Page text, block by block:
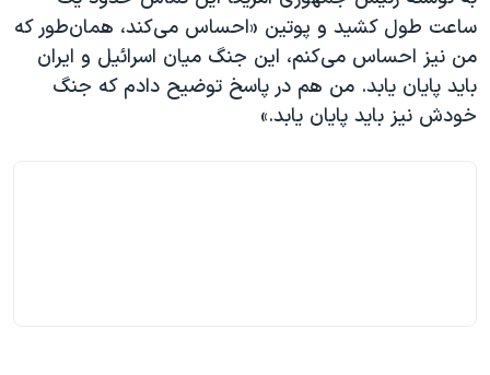
ساعت طول کشید و پوتین «احساس می‌کند، همان‌طور که
من نیز احساس می‌کنم، این جنگ میان اسرائیل و ایران
باید پایان یابد. من هم در پاسخ توضیح دادم که جنگ
خودش نیز باید پایان یابد.»